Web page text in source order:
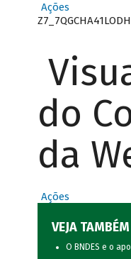
Ações
do
da
Ações
VEJA TAMBÉM
O BNDES e o